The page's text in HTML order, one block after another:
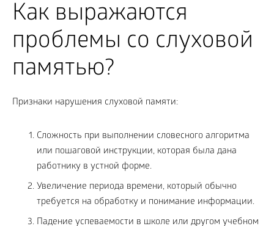
Как выражаются
проблемы со слуховой
памятью?
Признаки нарушения слуховой памяти:
Сложность при выполнении словесного алгоритма
или пошаговой инструкции, которая была дана
работнику в устной форме.
Увеличение периода времени, который обычно
требуется на обработку и понимание информации.
Падение успеваемости в школе или другом учебном